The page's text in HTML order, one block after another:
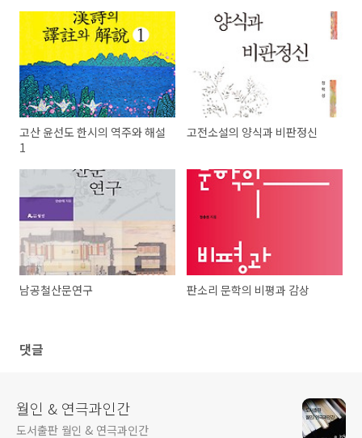
고산 윤선도 한시의 역주와 해설
1
고전소설의 양식과 비판정신
남공철산문연구 판소리 문학의 비평과 감상
댓글
월인 & 연극과인간
도서출판 월인 & 연극과인간